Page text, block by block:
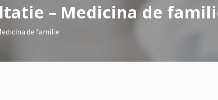
– Medicina de
de familie